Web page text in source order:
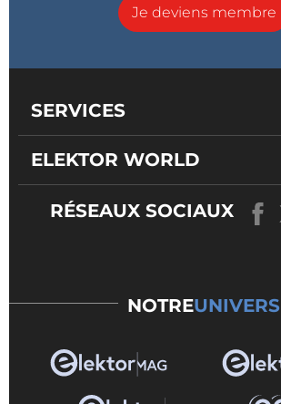
Je deviens membre
SERVICES
ELEKTOR WORLD
RÉSEAUX SOCIAUX
NOTREUNIVERS